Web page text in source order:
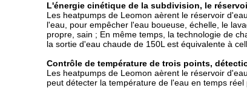
L'énergie cinétique de la subdivision, le
Les heatpumps de Leomon aèrent le réservoir
l'eau, pour empêcher l'eau boueuse, échelle, le
propre, sain ; En même temps, la technologie de
la sortie d'eau chaude de 150L est équivalente à
Contrôle de température de trois points,
Les heatpumps de Leomon aèrent le réservoir
peut détecter la température de l'eau en temps